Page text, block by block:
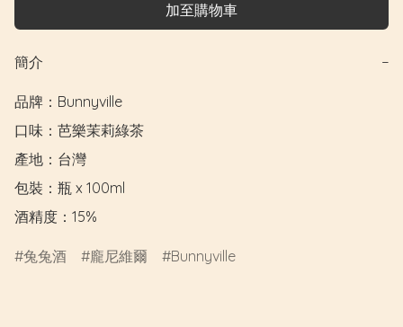
加至購物車
簡介 −
品牌：Bunnyville
口味：芭樂茉莉綠茶
產地：台灣
包裝：瓶 x 100ml
酒精度：15%
兔兔酒 龐尼維爾 Bunnyville